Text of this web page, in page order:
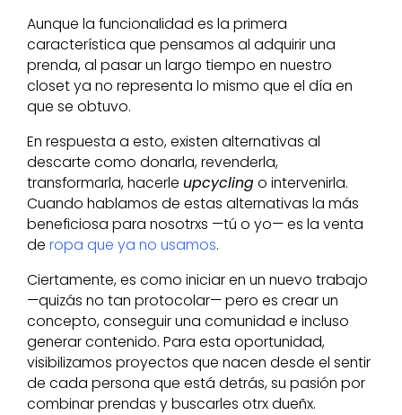
Aunque la funcionalidad es la primera
característica que pensamos al adquirir una
prenda, al pasar un largo tiempo en nuestro
closet ya no representa lo mismo que el día en
que se obtuvo.
En respuesta a esto, existen alternativas al
descarte como donarla, revenderla,
transformarla, hacerle upcyclingo intervenirla.
Cuando hablamos de estas alternativas la más
beneficiosa para nosotrxs —tú o yo— es la venta
de ropa que ya no usamos.
Ciertamente, es como iniciar en un nuevo trabajo
—quizás no tan protocolar— pero es crear un
concepto, conseguir una comunidad e incluso
generar contenido. Para esta oportunidad,
visibilizamos proyectos que nacen desde el sentir
de cada persona que está detrás, su pasión por
combinar prendas y buscarles otrx dueñx.